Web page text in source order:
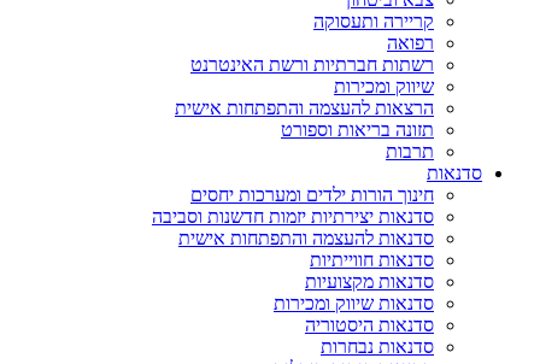
קריירה ותעסוקה
רפואה
רשתות חברתיות ורשת האינטרנט
שיווק ומכירות
הרצאות להעצמה והתפתחות אישית
תזונה בריאות וספורט
תרבות
סדנאות
חינוך הורות ילדים ומערכות יחסים
סדנאות יצירתיות יזמות חדשנות וסביבה
סדנאות להעצמה והתפתחות אישית
סדנאות חווייתיות
סדנאות מקצועיות
סדנאות שיווק ומכירות
סדנאות היסטוריה
סדנאות נבחרות